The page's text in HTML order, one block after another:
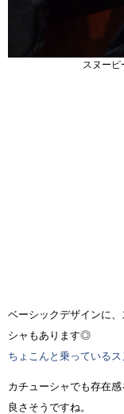
スヌー
ベーシックデザインに
シャもあります◎
ちょこんと乗っている
カチューシャでも存在
良さそうですね。